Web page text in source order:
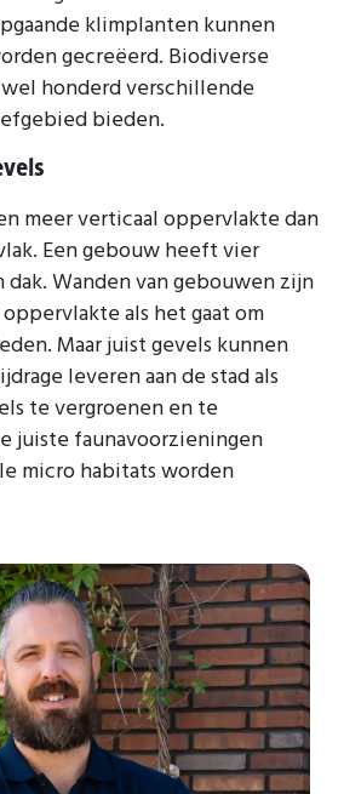
klimplanten kunnen
gecreëerd. Biodiverse
honderd verschillende
bieden.
meer verticaal oppervlakte dan
Een gebouw heeft vier
dak. Wanden van gebouwen zijn
als het gaat om
Maar juist gevels kunnen
leveren aan de stad als
te vergroenen en te
juiste faunavoorzieningen
micro habitats worden